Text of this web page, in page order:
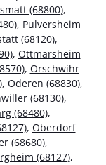
(68800),
, Pulversheim
(68120),
, Ottmarsheim
, Orschwihr
, Oderen (68830),
(68130),
(68480),
, Oberdorf
(68680),
(68127),